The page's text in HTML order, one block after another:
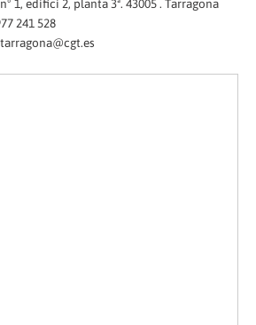
1, edifici 2, planta 3ª. 43005 . Tarragona
241 528